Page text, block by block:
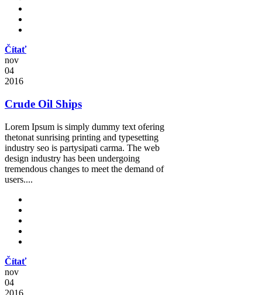
Čítať
nov
04
2016
Crude Oil Ships
Lorem Ipsum is simply dummy text ofering
thetonat sunrising printing and typesetting
industry seo is partysipati carma. The web
design industry has been undergoing
tremendous changes to meet the demand of
users....
Čítať
nov
04
2016